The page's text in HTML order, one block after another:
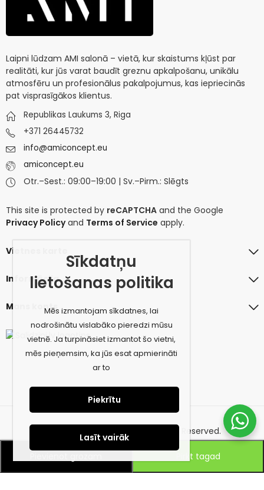
Pirkt tagad
Laipni lūdzam AMI salonā – vietā, kur skaistums kļūst par
realitāti, kur jūs varat baudīt greznu apkalpošanu, unikālu
atmosfēru un profesionālus pakalpojumus, kas iepriecinās
pat visprasīgākos klientus.
Republikas Laukums 3, Riga
+371 26445732
info@amiconcept.eu
amiconcept.eu
Otr.–Sest.: 09:00–19:00 | Sv.–Pirm.: Slēgts
This site is protected by reCAPTCHA and the Google
Privacy Policyand Terms of Service apply.
Vietnes karte
Informācija
Mans konts
© 2026 amiconcept.eu. All Rights Reserved.
Sīkdatņu
lietošanas politika
Mēs izmantojam sīkdatnes, lai
nodrošinātu vislabāko pieredzi mūsu
vietnē. Ja turpināsiet izmantot šo vietni,
mēs pieņemsim, ka jūs esat apmierināti
ar to
Piekrītu
Lasīt vairāk